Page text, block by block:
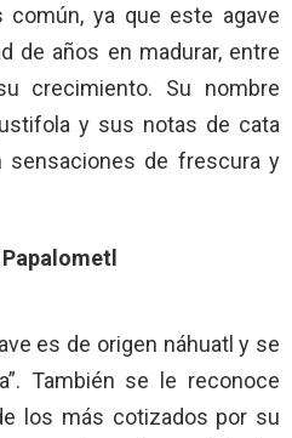
ya que este agave
de años en madurar, entre
crecimiento. Su nombre
y sus notas de cata
sensaciones de frescura y
es de origen náhuatl y se
También se le reconoce
los más cotizados por su